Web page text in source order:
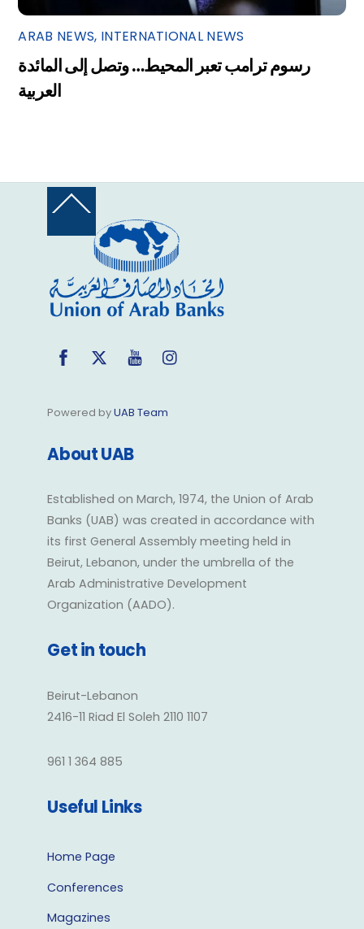
ARAB NEWS, INTERNATIONAL NEWS
رسوم ترامب تعبر المحيط… وتصل إلى المائدة
العربية
Back
Top
FacebookTwitter YouTube
Powered byUAB Team
About UAB
Established on March, 1974, the Union of Arab
Banks (UAB) was created in accordance with
its first General Assembly meeting held in
Beirut, Lebanon, under the umbrella of the
Arab Administrative Development
Organization (AADO).
Get in touch
Beirut-Lebanon
2416-11 Riad El Soleh 2110 1107
961 1 364 885
Useful Links
Home Page
Conferences
Magazines